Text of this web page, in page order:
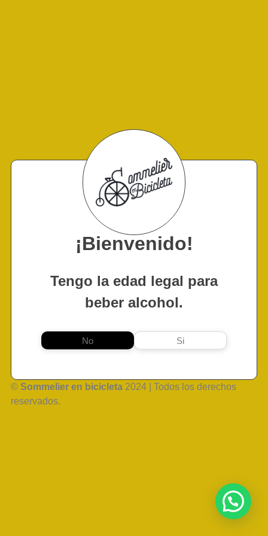
¡Bienvenido!
Tengo la edad legal para
beber alcohol.
No Si
© Sommelier en bicicleta 2024 | Todos los derechos
reservados.